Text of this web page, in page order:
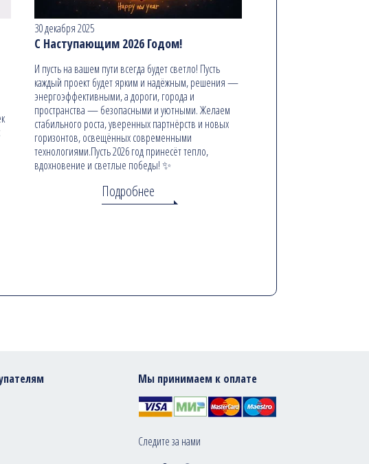
30 декабря 2025
С Наступающим 2026 Годом!
И пусть на вашем пути всегда будет светло! Пусть
каждый проект будет ярким и надёжным, решения —
энергоэффективными, а дороги, города и
пространства — безопасными и уютными. Желаем
стабильного роста, уверенных партнёрств и новых
горизонтов, освещённых современными
технологиями.Пусть 2026 год принесёт тепло,
вдохновение и светлые победы! ✨
Подробнее
Мы принимаем к оплате
Следите за нами